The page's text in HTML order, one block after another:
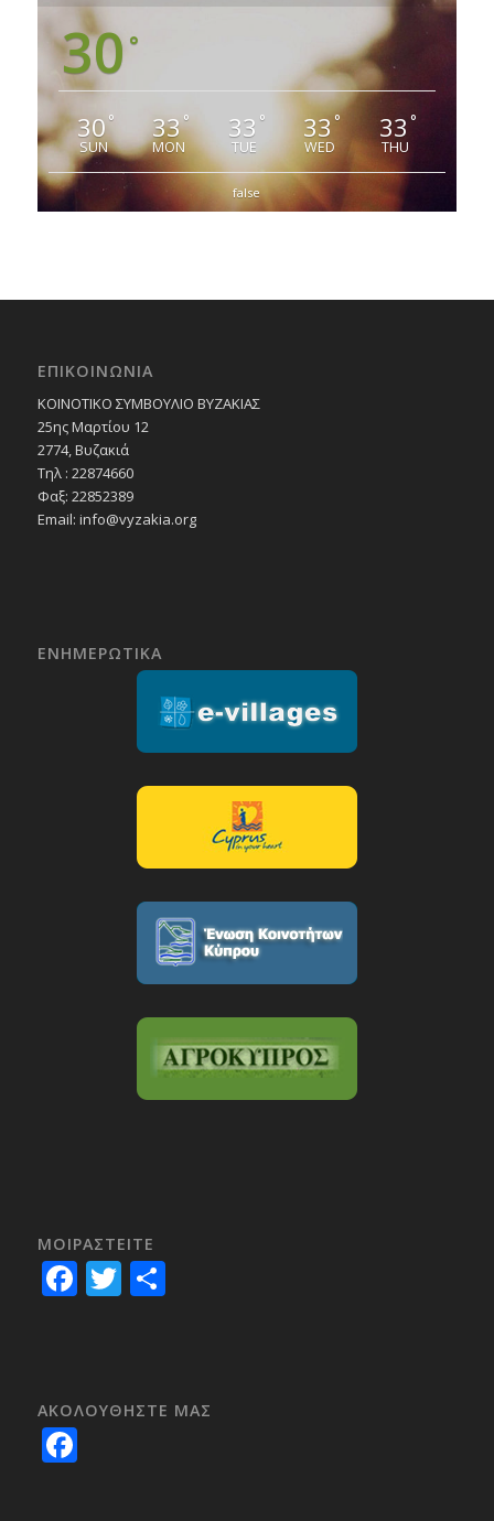
30 °
30°
SUN
33°
MON
33 °
TUE
33 °
WED
33 °
THU
false
ΕΠΙΚΟΙΝΩΝΙΑ
ΚΟΙΝΟΤΙΚΟ ΣΥΜΒΟΥΛΙΟ ΒΥΖΑΚΙΑΣ
25ης Μαρτίου 12
2774, Βυζακιά
Τηλ : 22874660
Φαξ: 22852389
Email: info@vyzakia.org
ΕΝΗΜΕΡΩΤΙΚΑ
ΜΟΙΡΑΣTEITE
Facebook
Twitter
Share
ΑΚΟΛΟΥΘΗΣΤΕ ΜΑΣ
Facebook